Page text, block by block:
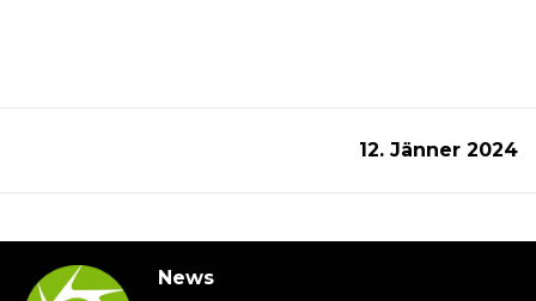
12. Jänner 2024
News